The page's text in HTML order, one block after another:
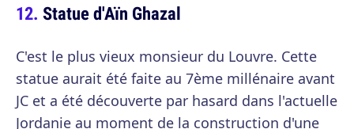
Statue d'Aïn Ghazal
C'est le plus vieux monsieur du Louvre. Cette
statue aurait été faite au 7ème millénaire avant
JC et a été découverte par hasard dans l'actuelle
Jordanie au moment de la construction d'une